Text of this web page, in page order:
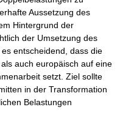
Aussetzung des
Hintergrund der
der Umsetzung des
entscheidend, dass die
auch europäisch auf eine
setzt. Ziel sollte
in der Transformation
Belastungen